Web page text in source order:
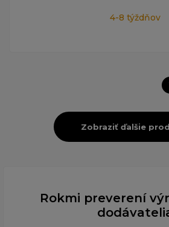
4-8 týždňov
Zobraziť ďalšie
Rokmi preverení